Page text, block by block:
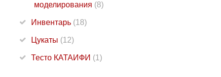
моделирования (8)
Инвентарь (18)
Цукаты (12)
Тесто КАТАИФИ (1)